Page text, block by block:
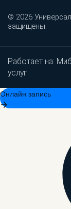
© 2026
защищены.
Работает на:
услуг